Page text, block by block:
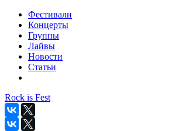
Фестивали
Концерты
Группы
Лайвы
Новости
Статьи
Rock is Fest